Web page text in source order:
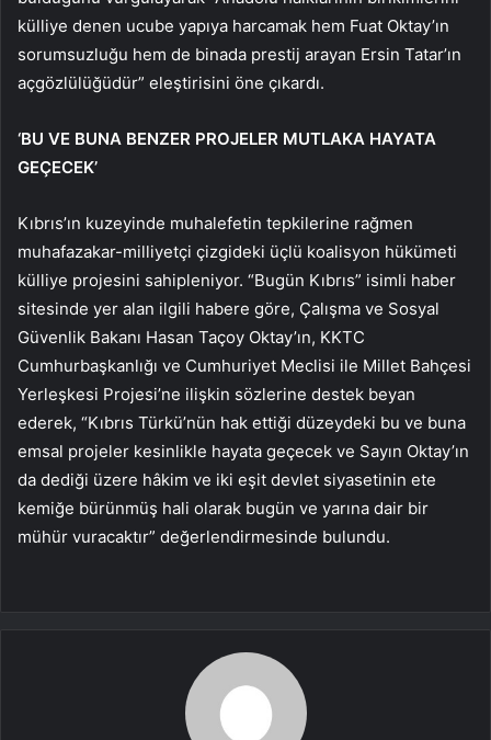
külliye denen ucube yapıya harcamak hem Fuat Oktay’ın
sorumsuzluğu hem de binada prestij arayan Ersin Tatar’ın
açgözlülüğüdür” eleştirisini öne çıkardı.
‘BU VE BUNA BENZER PROJELER MUTLAKA HAYATA
GEÇECEK’
Kıbrıs’ın kuzeyinde muhalefetin tepkilerine rağmen
muhafazakar-milliyetçi çizgideki üçlü koalisyon hükümeti
külliye projesini sahipleniyor. “Bugün Kıbrıs” isimli haber
sitesinde yer alan ilgili habere göre, Çalışma ve Sosyal
Güvenlik Bakanı Hasan Taçoy Oktay’ın, KKTC
Cumhurbaşkanlığı ve Cumhuriyet Meclisi ile Millet Bahçesi
Yerleşkesi Projesi’ne ilişkin sözlerine destek beyan
ederek, “Kıbrıs Türkü’nün hak ettiği düzeydeki bu ve buna
emsal projeler kesinlikle hayata geçecek ve Sayın Oktay’ın
da dediği üzere hâkim ve iki eşit devlet siyasetinin ete
kemiğe bürünmüş hali olarak bugün ve yarına dair bir
mühür vuracaktır” değerlendirmesinde bulundu.